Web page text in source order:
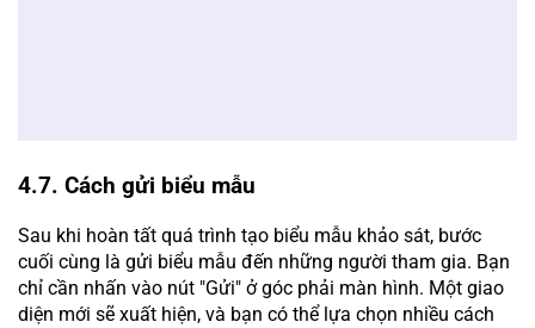
4.7. Cách gửi biểu mẫu
Sau khi hoàn tất quá trình tạo biểu mẫu khảo sát, bước
cuối cùng là gửi biểu mẫu đến những người tham gia. Bạn
chỉ cần nhấn vào nút "Gửi" ở góc phải màn hình. Một giao
diện mới sẽ xuất hiện, và bạn có thể lựa chọn nhiều cách